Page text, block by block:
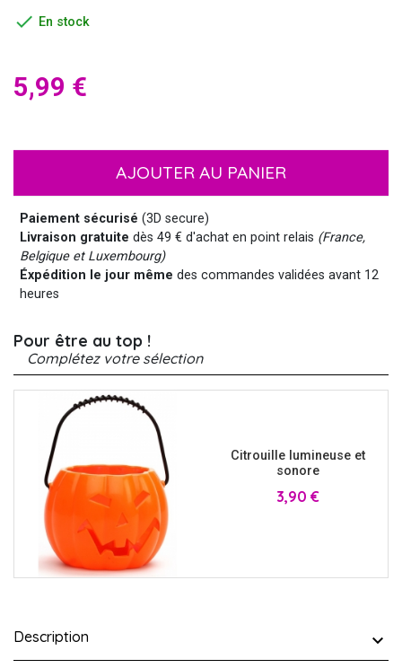
 En stock
5,99 €
AJOUTER AU PANIER
Paiement sécurisé (3D secure)
Livraison gratuite dès 49 € d'achat en point relais (France,
Belgique et Luxembourg)
Éxpédition le jour même des commandes validées avant 12
heures
Pour être au top !
Complétez votre sélection
Citrouille lumineuse et
sonore
Prix
3,90 €
Description